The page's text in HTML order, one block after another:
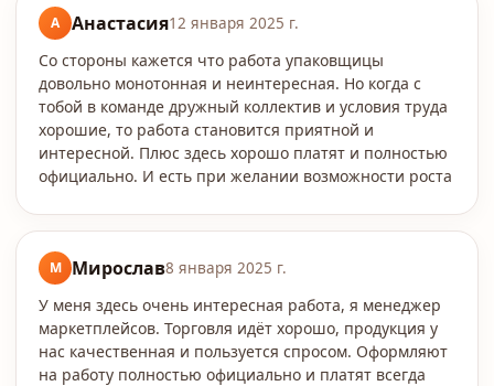
А Анастасия12 января 2025 г.
Со стороны кажется что работа упаковщицы
довольно монотонная и неинтересная. Но когда с
тобой в команде дружный коллектив и условия труда
хорошие, то работа становится приятной и
интересной. Плюс здесь хорошо платят и полностью
официально. И есть при желании возможности роста
М Мирослав8 января 2025 г.
У меня здесь очень интересная работа, я менеджер
маркетплейсов. Торговля идёт хорошо, продукция у
нас качественная и пользуется спросом. Оформляют
на работу полностью официально и платят всегда